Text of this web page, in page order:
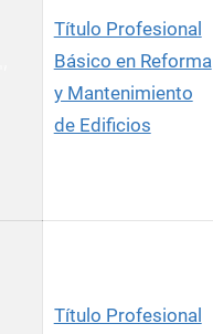
Título Profesional
Básico en Reforma
y Mantenimiento
de Edificios
Título Profesional